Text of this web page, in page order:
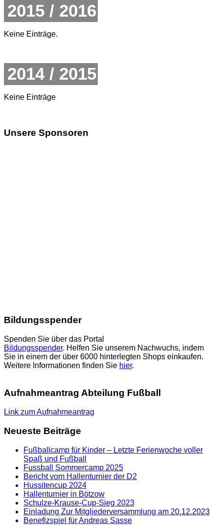
2015 / 2016
Keine Einträge.
2014 / 2015
Keine Einträge
Unsere Sponsoren
Bildungsspender
Spenden Sie über das Portal
Bildungsspender. Helfen Sie unserem Nachwuchs, indem
Sie in einem der über 6000 hinterlegten Shops einkaufen.
Weitere Informationen finden Sie hier.
Aufnahmeantrag Abteilung Fußball
Link zum Aufnahmeantrag
Neueste Beiträge
Fußballcamp für Kinder – Letzte Ferienwoche voller
Spaß und Fußball
Fussball Sommercamp 2025
Bericht vom Hallenturnier der D2
Hussitencup 2024
Hallenturnier in Bötzow
Schulze-Krause-Cup-Sieg 2023
Einladung Zur Mitgliederversammlung am 20.12.2023
Benefizspiel für Andreas Sasse